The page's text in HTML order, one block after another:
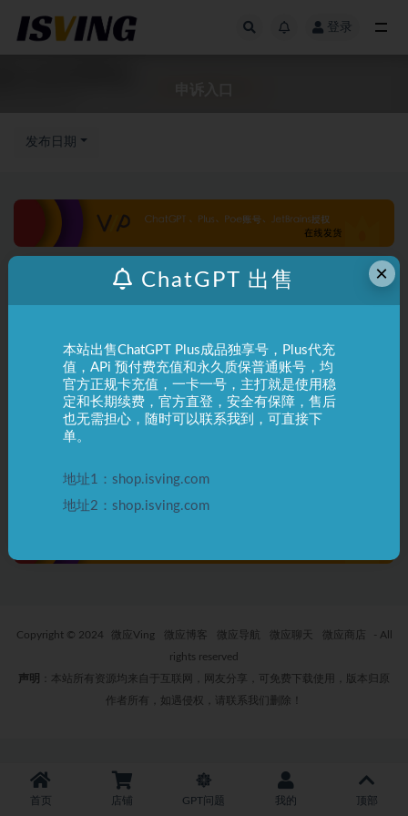
登录
发布日期
ChatGPT 使用指南
ChatGPT Plus 申诉入口，操作
Copyright © 2024 微应Ving 微应博客 微应导航 微应聊天 微应商店
- All
rights reserved
声明
：本站所有资源均来自于互联网，网友分享，可免费下载使用，版本归原
作者所有，如遇侵权，请联系我们删除！
首页 店铺 GPT问题 我的 顶部
×
ChatGPT 出售
本站出售ChatGPT Plus成品独享号，Plus代充
值，APi 预付费充值和永久质保普通账号，均
官方正规卡充值，一卡一号，主打就是使用稳
定和长期续费，官方直登，安全有保障，售后
也无需担心，随时可以联系我到，可直接下
单。
地址1：shop.isving.com
地址2：shop.isving.com